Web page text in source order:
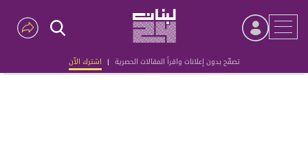
تصفّح بدون إعلانات واقرأ المقالات الحصرية | اشترك الآن
Advertisement